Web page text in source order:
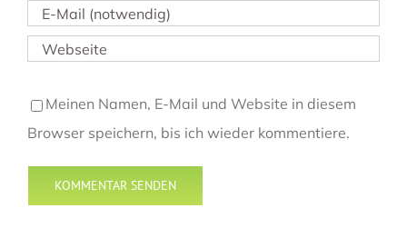
Meinen Namen, E-Mail und Website in diesem
Browser speichern, bis ich wieder kommentiere.